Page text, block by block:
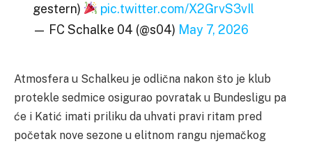
gestern)
pic.twitter.com/X2GrvS3vIl
— FC Schalke 04 (@s04) May 7, 2026
Atmosfera u Schalkeu je odlična nakon što je klub
protekle sedmice osigurao povratak u Bundesligu pa
će i Katić imati priliku da uhvati pravi ritam pred
početak nove sezone u elitnom rangu njemačkog